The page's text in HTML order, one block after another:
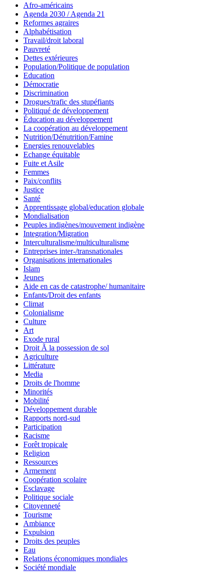
Afro-américains
Agenda 2030 / Agenda 21
Reformes agraires
Alphabétisation
Travail/droit laboral
Pauvreté
Dettes extérieures
Population/Politique de population
Education
Démocratie
Discrimination
Drogues/trafic des stupéfiants
Politiqué de développement
Éducation au développement
La coopération au développement
Nutrition/Dénutrition/Famine
Energies renouvelables
Echange équitable
Fuite et Asile
Femmes
Paix/conflits
Justice
Santé
Apprentissage global/education globale
Mondialisation
Peuples indigènes/mouvement indigène
Integration/Migration
Interculturalisme/multiculturalisme
Entreprises inter-/transnationales
Organisations internationales
Islam
Jeunes
Aide en cas de catastrophe/ humanitaire
Enfants/Droit des enfants
Climat
Colonialisme
Culture
Art
Exode rural
Droit Ã la possession de sol
Agriculture
Littérature
Media
Droits de l'homme
Minorités
Mobilité
Développement durable
Rapports nord-sud
Participation
Racisme
Forêt tropicale
Religion
Ressources
Armement
Coopération scolaire
Esclavage
Politique sociale
Citoyenneté
Tourisme
Ambiance
Expulsion
Droits des peuples
Eau
Relations économiques mondiales
Société mondiale